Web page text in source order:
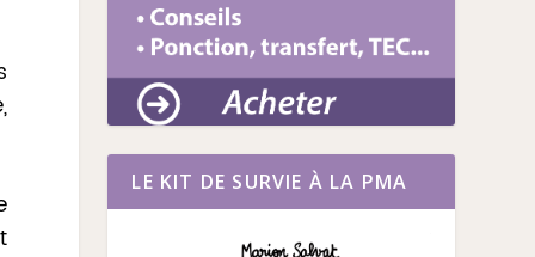
LE KIT DE SURVIE À LA PMA